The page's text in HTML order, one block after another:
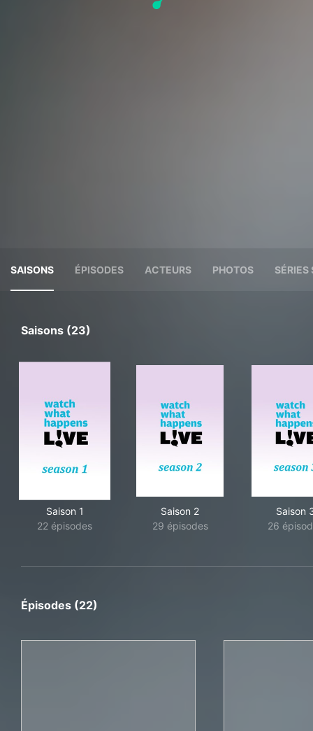
SAISONS ÉPISODES ACTEURS PHOTOS SÉRIES
Saisons (23)
Saison 1
22 épisodes
Saison 2
29 épisodes
Saison
26
Épisodes (22)